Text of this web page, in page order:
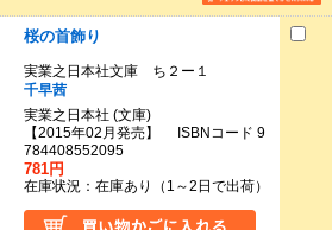
桜の首飾り
実業之日本社文庫 ち２ー１
千早茜
実業之日本社 (文庫)
【2015年02月発売】 ISBNコード 9
784408552095
781円
在庫状況：在庫あり（1～2日で出荷）